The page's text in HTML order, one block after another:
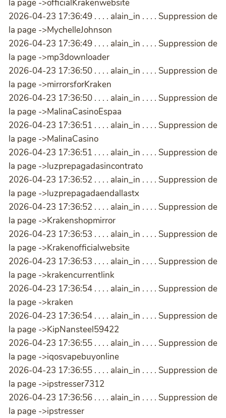
la page ->officialKrakenwebsite
2026-04-23 17:36:49 . . . . alain_in . . . . Suppression de
la page ->MychelleJohnson
2026-04-23 17:36:49 . . . . alain_in . . . . Suppression de
la page ->mp3downloader
2026-04-23 17:36:50 . . . . alain_in . . . . Suppression de
la page ->mirrorsforKraken
2026-04-23 17:36:50 . . . . alain_in . . . . Suppression de
la page ->MalinaCasinoEspaa
2026-04-23 17:36:51 . . . . alain_in . . . . Suppression de
la page ->MalinaCasino
2026-04-23 17:36:51 . . . . alain_in . . . . Suppression de
la page ->luzprepagadasincontrato
2026-04-23 17:36:52 . . . . alain_in . . . . Suppression de
la page ->luzprepagadaendallastx
2026-04-23 17:36:52 . . . . alain_in . . . . Suppression de
la page ->Krakenshopmirror
2026-04-23 17:36:53 . . . . alain_in . . . . Suppression de
la page ->Krakenofficialwebsite
2026-04-23 17:36:53 . . . . alain_in . . . . Suppression de
la page ->krakencurrentlink
2026-04-23 17:36:54 . . . . alain_in . . . . Suppression de
la page ->kraken
2026-04-23 17:36:54 . . . . alain_in . . . . Suppression de
la page ->KipNansteel59422
2026-04-23 17:36:55 . . . . alain_in . . . . Suppression de
la page ->iqosvapebuyonline
2026-04-23 17:36:55 . . . . alain_in . . . . Suppression de
la page ->ipstresser7312
2026-04-23 17:36:56 . . . . alain_in . . . . Suppression de
la page ->ipstresser